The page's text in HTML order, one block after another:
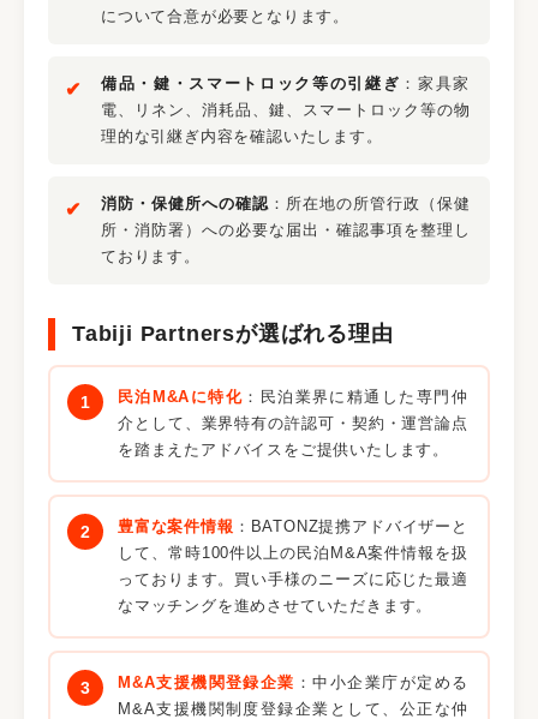
について合意が必要となります。
備品・鍵・スマートロック等の引継ぎ ：家具家
電、リネン、消耗品、鍵、スマートロック等の物
理的な引継ぎ内容を確認いたします。
消防・保健所への確認 ：所在地の所管行政（保健
所・消防署）への必要な届出・確認事項を整理し
ております。
Tabiji Partnersが選ばれる理由
民泊M&Aに特化 ：民泊業界に精通した専門仲
介として、業界特有の許認可・契約・運営論点
を踏まえたアドバイスをご提供いたします。
豊富な案件情報 ：BATONZ提携アドバイザーと
して、常時100件以上の民泊M&A案件情報を扱
っております。買い手様のニーズに応じた最適
なマッチングを進めさせていただきます。
M&A支援機関登録企業 ：中小企業庁が定める
M&A支援機関制度登録企業として、公正な仲